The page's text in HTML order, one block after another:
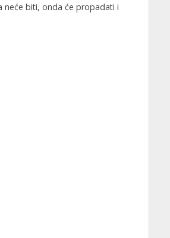
neće biti, onda će propadati i